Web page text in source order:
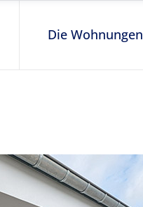
Die Wohnungen